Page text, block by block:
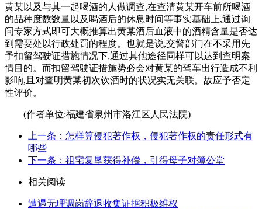
黄某以及与其一起喝酒的人做调查,在查清黄某开车前所喝酒
的品种度数数量以及喝酒后的休息时间等事实基础上,通过询
问专家方式即可大概推算出黄某酒后血液中的酒精含量是否达
到需要处以行政处罚的程度。也就是说,交警部门在不采用先
予扣留驾驶证措施情况下,通过其他途径同样可以达到查明案
情目的。而扣留驾驶证措施势必会对黄某的驾车出行造成不利
影响,且对查明黄某初次饮酒时的状况实无关联。故应予否定
性评价。
(作者单位:福建省泉州市洛江区人民法院)
上一条：怎样算侵犯著作权，侵犯著作权的责任形式有
哪些
下一条：祖宅复垦获得补偿，引得母子对簿公堂
相关阅读
遭遇无理调岗辞退收集证据积极维权